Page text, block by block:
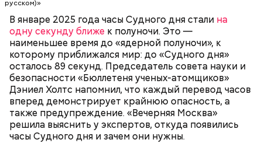
русском)»
В январе 2025 года часы Судного дня стали на
одну секунду ближе к полуночи. Это —
наименьшее время до «ядерной полуночи», к
которому приближался мир: до «Судного дня»
осталось 89 секунд. Председатель совета науки и
безопасности «Бюллетеня ученых-атомщиков»
Дэниел Холтс напомнил, что каждый перевод часов
вперед демонстрирует крайнюю опасность, а
также предупреждение. «Вечерняя Москва»
решила выяснить у экспертов, откуда появились
часы Судного дня и зачем они нужны.
как ближе, так и дальше от полуночи. Но в 2018
году часы Судного дня впервые за очень долгое
время показали свое самое близкое к катастрофе
время — без двух минут полночь. Вторая холодная
война между США и уже Россией стала обыденным
предметом обсуждения для аналитиков со всего
мира. Но, помимо перспективы отправиться в
«атомный рай», с 2007 года на стрелку часов
влияет еще одна глобальная угроза —
климатические изменения.